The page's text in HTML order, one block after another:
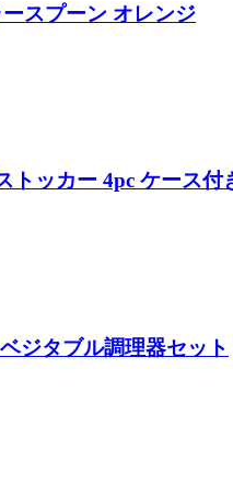
スプーン オレンジ
トッカー 4pc ケース付
ジタブル調理器セット